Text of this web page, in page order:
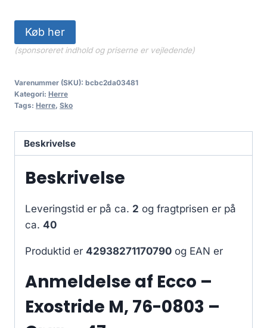
Køb her
(sponsoreret indhold og priserne er vejledende)
Varenummer (SKU): bcbc2da03481
Kategori: Herre
Tags: Herre, Sko
Beskrivelse
Beskrivelse
Leveringstid er på ca. 2 og fragtprisen er på
ca. 40
Produktid er 42938271170790 og EAN er
Anmeldelse af Ecco –
Exostride M, 76-0803 –